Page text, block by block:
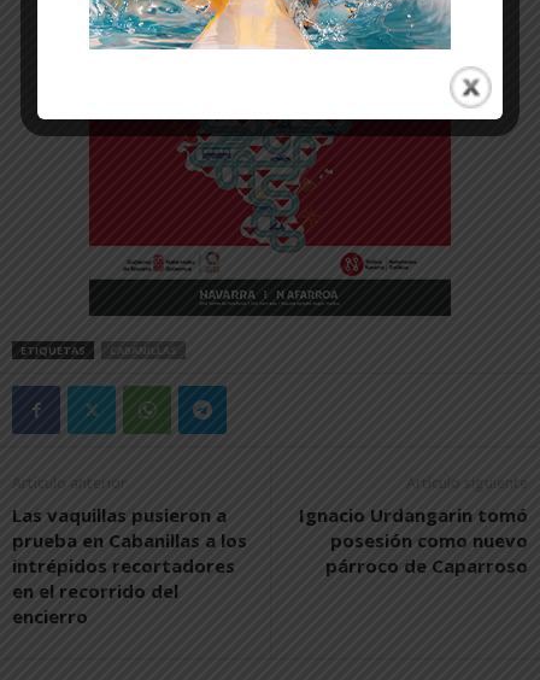
ETIQUETAS CABANILLAS
Artículo anterior
Las vaquillas pusieron a
prueba en Cabanillas a los
intrépidos recortadores
en el recorrido del
encierro
Artículo siguiente
Ignacio Urdangarin tomó
posesión como nuevo
párroco de Caparroso